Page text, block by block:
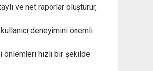
ve net raporlar oluşturur,
deneyimini önemli
önlemleri hızlı bir şekilde